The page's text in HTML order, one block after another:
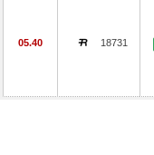
05.40 18731